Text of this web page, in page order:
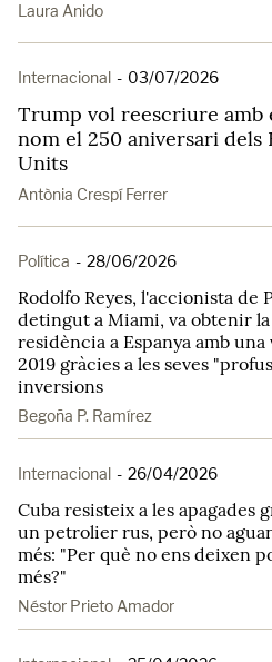
Laura Anido
Internacional - 03/07/2026
Trump vol reescriure amb
nom el 250 aniversari dels
Units
Antònia Crespí Ferrer
Política - 28/06/2026
Rodolfo Reyes, l'accionista de
detingut a Miami, va obtenir la
residència a Espanya amb una
2019 gràcies a les seves
inversions
Begoña P. Ramírez
Internacional - 26/04/2026
Cuba resisteix a les apagades
un petrolier rus, però no
més: "Per què no ens deixen
més?"
Néstor Prieto Amador